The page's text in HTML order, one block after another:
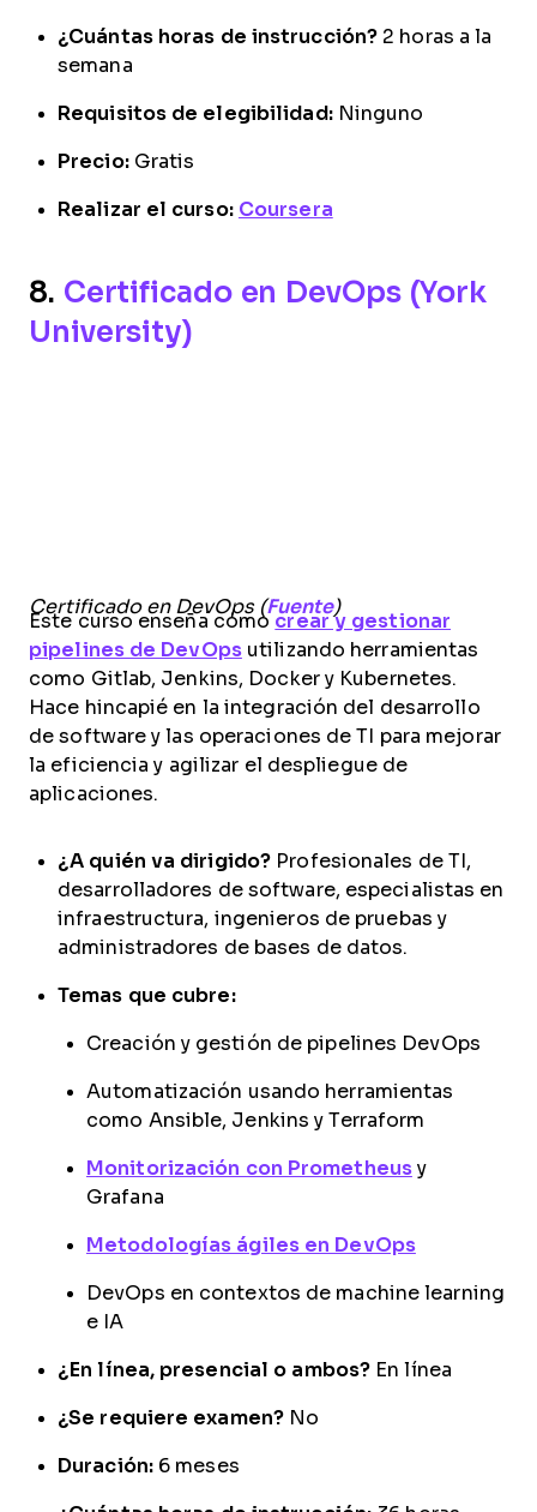
¿Cuántas horas de instrucción? 2 horas a la
semana
Requisitos de elegibilidad:Ninguno
Precio:Gratis
Realizar el curso: Coursera
8. Certificado en DevOps (York
University)
Certificado en DevOps (Fuente)
Este curso enseña cómo crear y gestionar
pipelines de DevOpsutilizando herramientas
como Gitlab, Jenkins, Docker y Kubernetes.
Hace hincapié en la integración del desarrollo
de software y las operaciones de TI para mejorar
la eficiencia y agilizar el despliegue de
aplicaciones.
¿A quién va dirigido? Profesionales de TI,
desarrolladores de software, especialistas en
infraestructura, ingenieros de pruebas y
administradores de bases de datos.
Temas que cubre:
Creación y gestión de pipelines DevOps
Automatización usando herramientas
como Ansible, Jenkins y Terraform
Monitorización con Prometheusy
Grafana
Metodologías ágiles en DevOps
DevOps en contextos de machine learning
e IA
¿En línea, presencial o ambos? En línea
¿Se requiere examen? No
Duración:6 meses